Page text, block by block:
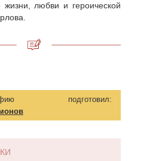
жизни, любви и героической
подготовил: